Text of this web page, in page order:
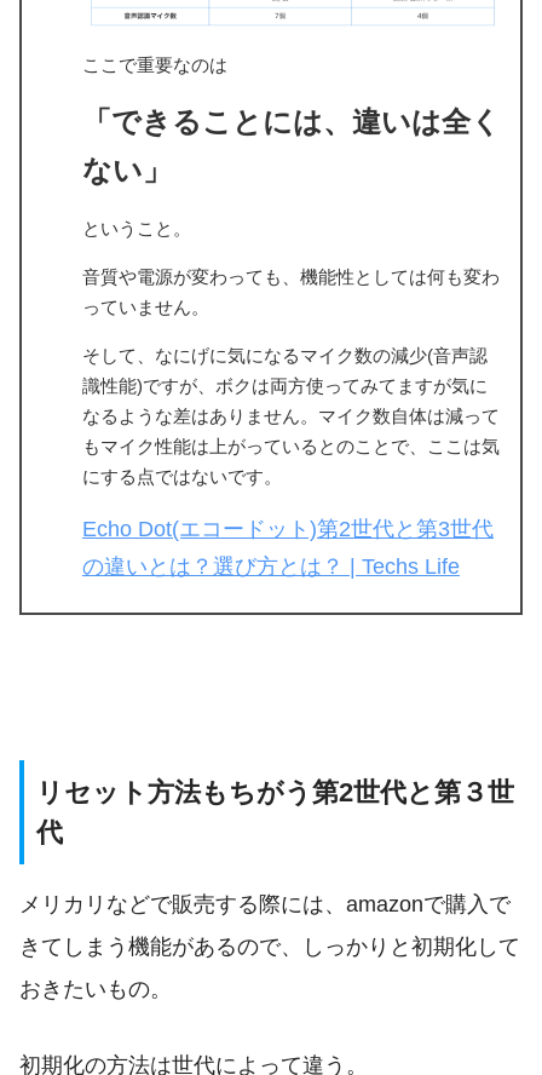
ここで重要なのは
「できることには、違いは全く
ない」
ということ。
音質や電源が変わっても、機能性としては何も変わ
っていません。
そして、なにげに気になるマイク数の減少(音声認
識性能)ですが、ボクは両方使ってみてますが気に
なるような差はありません。マイク数自体は減って
もマイク性能は上がっているとのことで、ここは気
にする点ではないです。
Echo Dot(エコードット)第2世代と第3世代
の違いとは？選び方とは？ | Techs Life
リセット方法もちがう第2世代と第３世
代
メリカリなどで販売する際には、amazonで購入で
きてしまう機能があるので、しっかりと初期化して
おきたいもの。
初期化の方法は世代によって違う。